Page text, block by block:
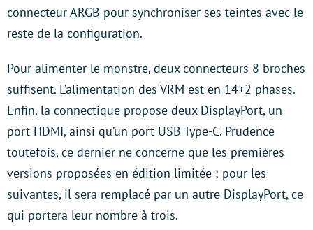
connecteur ARGB pour synchroniser ses teintes avec le
reste de la configuration.
Pour alimenter le monstre, deux connecteurs 8 broches
suffisent. L’alimentation des VRM est en 14+2 phases.
Enfin, la connectique propose deux DisplayPort, un
port HDMI, ainsi qu’un port USB Type-C. Prudence
toutefois, ce dernier ne concerne que les premières
versions proposées en édition limitée ; pour les
suivantes, il sera remplacé par un autre DisplayPort, ce
qui portera leur nombre à trois.